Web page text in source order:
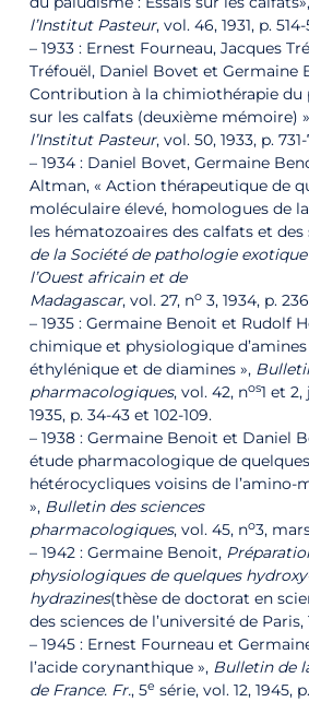
l’Institut Pasteur, vol. 46,‎ 1931, p. 514-
– 1933 : Ernest Fourneau, Jacques
Tréfouël, Daniel Bovet et Germaine
Contribution à la chimiothérapie du
sur les calfats (deuxième mémoire)
l’Institut Pasteur, vol. 50,‎ 1933, p.
– 1934 : Daniel Bovet, Germaine
Altman, « Action thérapeutique de
moléculaire élevé, homologues de
les hématozoaires des calfats et des
de la Société de pathologie
l’Ouest africain et de
Madagascar, vol. 27, no 3,‎ 1934, p.
– 1935 : Germaine Benoit et Rudolf
chimique et physiologique
éthylénique et de diamines »,
pharmacologiques, vol. 42, nos1 et
1935, p. 34-43 et 102-109.
– 1938 : Germaine Benoit et Daniel
étude pharmacologique de
hétérocycliques voisins de l’amino-
», Bulletin des sciences
pharmacologiques, vol. 45, no3,‎
– 1942 : Germaine Benoit,
physiologiques de quelques
hydrazines(thèse de doctorat en
des sciences de l’université de Paris,
– 1945 : Ernest Fourneau et
l’acide corynanthique », Bulletin de
de France. Fr., 5e série, vol. 12,‎ 1945,